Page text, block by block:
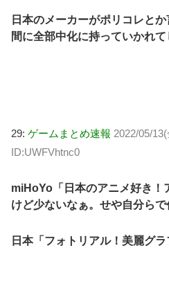
日本のメーカーがポリコレと
間に全部中化に持っていかれて
29: ゲームまとめ速報 2022/05/
ID:UWFVhtnc0
miHoYo「日本のアニメ好き！
けど少ないなぁ。せや自分らで
日本「フォトリアル！美麗グラ